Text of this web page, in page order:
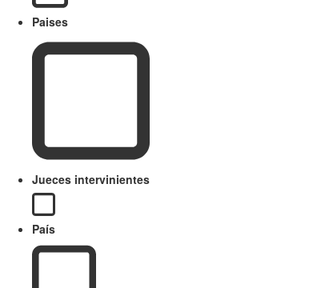
Paises
Jueces intervinientes
País